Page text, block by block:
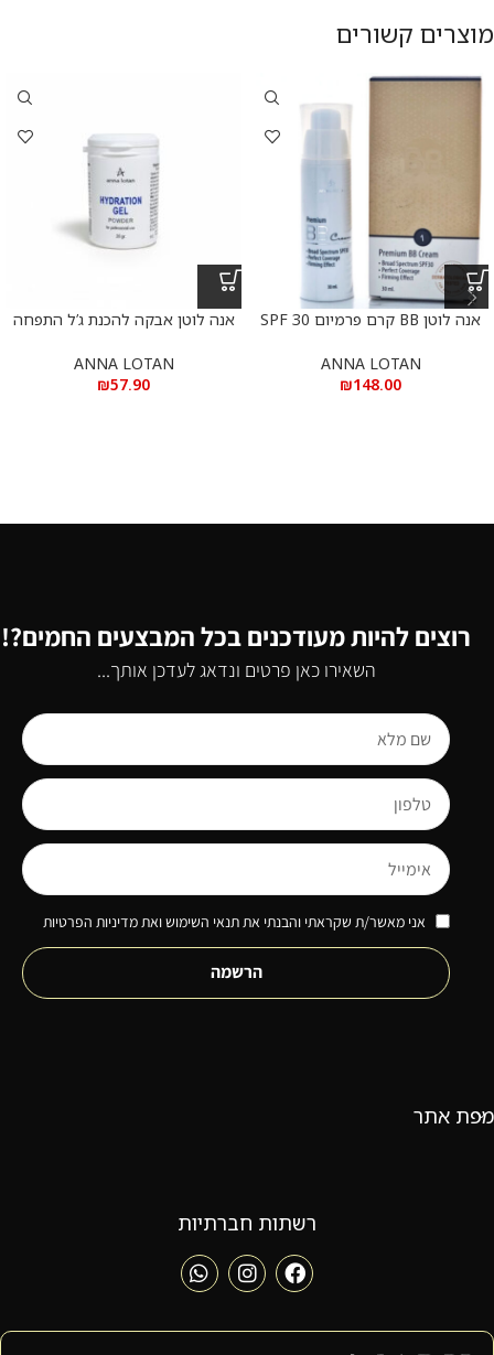
מוצרים קשורים
אנה לוטן BB קרם פרמיום SPF 30
ANNA LOTAN
₪148.00
אנה לוטן אבקה להכנת ג’ל התפחה
Gel
ANNA LOTAN
₪57.90
רוצים להיות מעודכנים בכל המבצעים החמים?!
השאירו כאן פרטים ונדאג לעדכן אותך...
אני מאשר/ת שקראתי והבנתי את תנאי השימוש ואת מדיניות הפרטיות
הרשמה
מפת אתר
רשתות חברתיות